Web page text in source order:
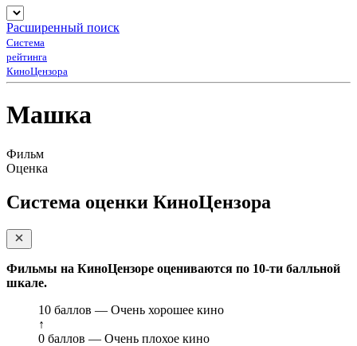
Расширенный поиск
Система
рейтинга
КиноЦензора
Машка
Фильм
Оценка
Система оценки КиноЦензора
Фильмы на КиноЦензоре оцениваются по 10-ти балльной
шкале.
10 баллов — Очень хорошее кино
↑
0 баллов — Очень плохое кино